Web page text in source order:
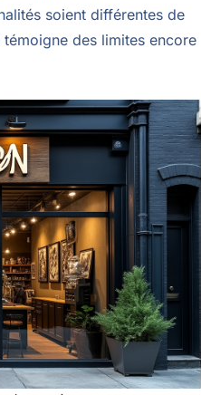
soient différentes de
des limites encore